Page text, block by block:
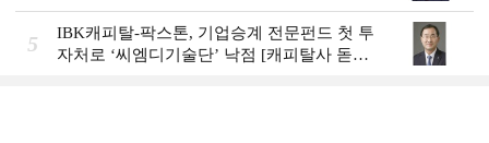
(12)]
5
IBK캐피탈-팍스톤, 기업승계 전문펀드 첫 투
자처로 ‘씨엠디기술단’ 낙점 [캐피탈사 돋보